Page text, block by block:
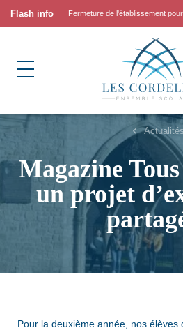
Flash info
Actualités
Magazine
un projet
Pour la deuxième année, nos élèves